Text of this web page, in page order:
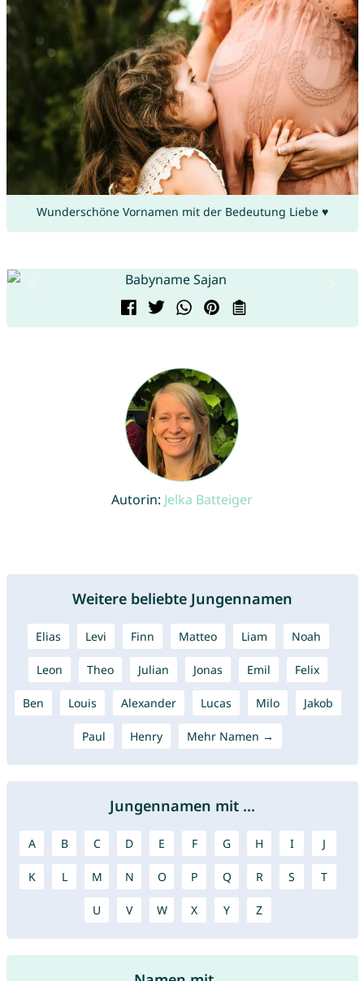
Wunderschöne Vornamen mit der Bedeutung Liebe ♥
Autorin: Jelka Batteiger
Weitere beliebte Jungennamen
Elias Levi Finn Matteo Liam Noah
Leon Theo Julian Jonas Emil Felix
Ben Louis Alexander Lucas Milo Jakob
Paul Henry Mehr Namen →
Jungennamen mit ...
A B C D E F G H I J
K L M N O P Q R S T
U V W X Y Z